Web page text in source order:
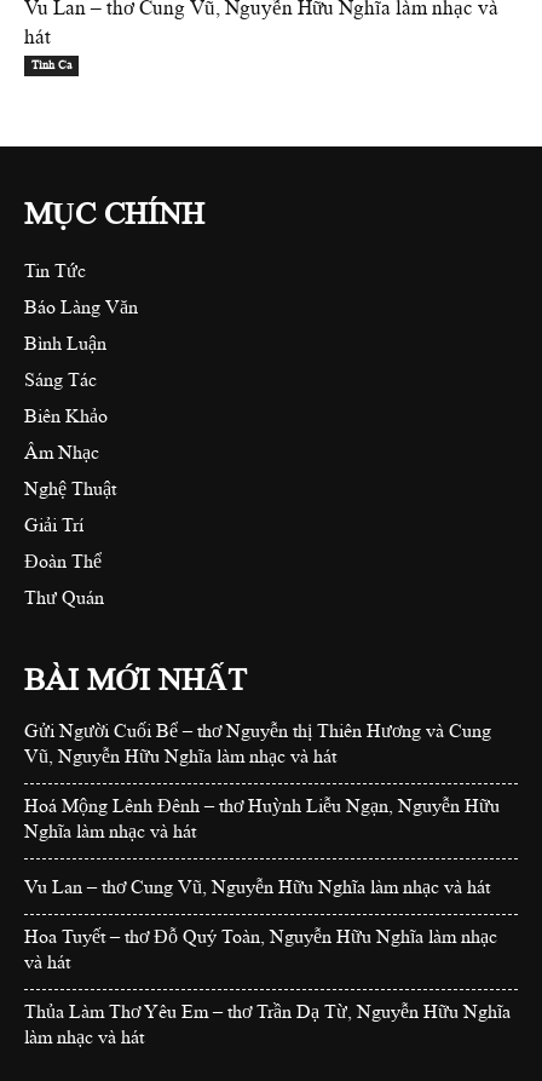
Vu Lan – thơ Cung Vũ, Nguyễn Hữu Nghĩa làm nhạc và
hát
Tình Ca
MỤC CHÍNH
Tin Tức
Báo Làng Văn
Bình Luận
Sáng Tác
Biên Khảo
Âm Nhạc
Nghệ Thuật
Giải Trí
Đoàn Thể
Thư Quán
BÀI MỚI NHẤT
Gửi Người Cuối Bể – thơ Nguyễn thị Thiên Hương và Cung
Vũ, Nguyễn Hữu Nghĩa làm nhạc và hát
Hoá Mộng Lênh Đênh – thơ Huỳnh Liễu Ngạn, Nguyễn Hữu
Nghĩa làm nhạc và hát
Vu Lan – thơ Cung Vũ, Nguyễn Hữu Nghĩa làm nhạc và hát
Hoa Tuyết – thơ Đỗ Quý Toàn, Nguyễn Hữu Nghĩa làm nhạc
và hát
Thủa Làm Thơ Yêu Em – thơ Trần Dạ Từ, Nguyễn Hữu Nghĩa
làm nhạc và hát